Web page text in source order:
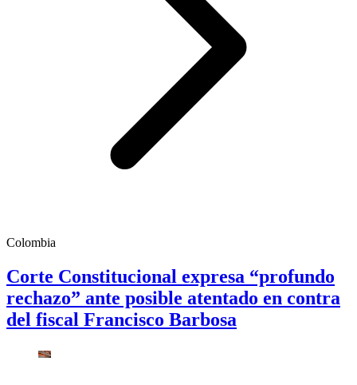
Colombia
Corte Constitucional expresa “profundo
rechazo” ante posible atentado en contra
del fiscal Francisco Barbosa